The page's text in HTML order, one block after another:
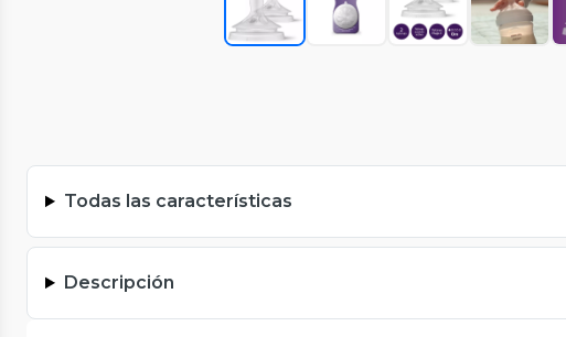
Todas las características
Descripción